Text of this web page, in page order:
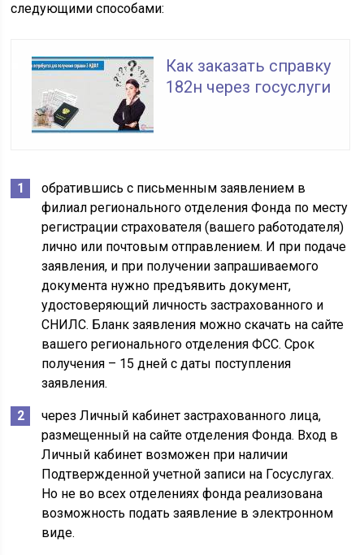
следующими способами:
Как заказать справку
182н через госуслуги
обратившись с письменным заявлением в
филиал регионального отделения Фонда по месту
регистрации страхователя (вашего работодателя)
лично или почтовым отправлением. И при подаче
заявления, и при получении запрашиваемого
документа нужно предъявить документ,
удостоверяющий личность застрахованного и
СНИЛС. Бланк заявления можно скачать на сайте
вашего регионального отделения ФСС. Срок
получения – 15 дней с даты поступления
заявления.
через Личный кабинет застрахованного лица,
размещенный на сайте отделения Фонда. Вход в
Личный кабинет возможен при наличии
Подтвержденной учетной записи на Госуслугах.
Но не во всех отделениях фонда реализована
возможность подать заявление в электронном
виде.